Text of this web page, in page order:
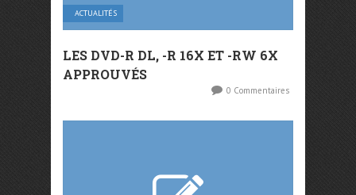
ACTUALITÉS
LES DVD-R DL, -R 16X ET -RW 6X
APPROUVÉS
0 Commentaires